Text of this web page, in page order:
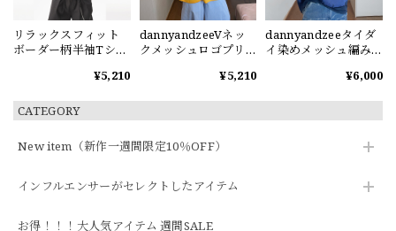
CATEGORY
New item（新作一週間限定10％OFF）
インフルエンサーがセレクトしたアイテム
お得！！！大人気アイテム 週間SALE
リラックスフィット
ボーダー柄半袖Tシャ
¥5,210
dannyandzeeVネッ
クメッシュロゴプリ
¥5,210
dannyandzeeタイダ
イ染めメッシュ編みV
¥6,000